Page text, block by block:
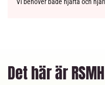
Det här är RSMH